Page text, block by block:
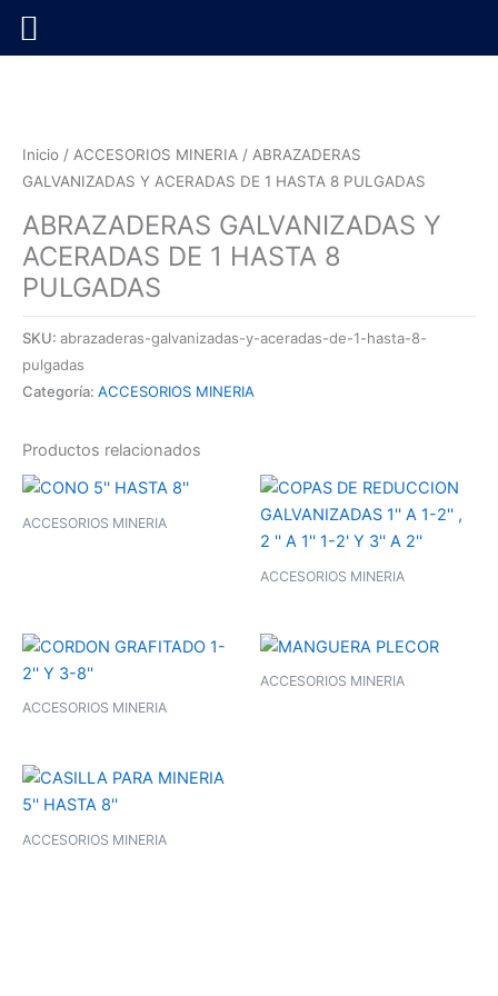
Inicio / ACCESORIOS MINERIA / ABRAZADERAS
GALVANIZADAS Y ACERADAS DE 1 HASTA 8 PULGADAS
ABRAZADERAS GALVANIZADAS Y
ACERADAS DE 1 HASTA 8
PULGADAS
SKU: abrazaderas-galvanizadas-y-aceradas-de-1-hasta-8-
pulgadas
Categoría: ACCESORIOS MINERIA
Productos relacionados
ACCESORIOS MINERIA
ACCESORIOS MINERIA
ACCESORIOS MINERIA
ACCESORIOS MINERIA
ACCESORIOS MINERIA